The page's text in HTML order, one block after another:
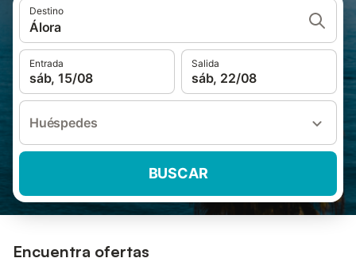
Destino
Álora
Entrada
sáb, 15/08
Salida
sáb, 22/08
Huéspedes
BUSCAR
Encuentra ofertas